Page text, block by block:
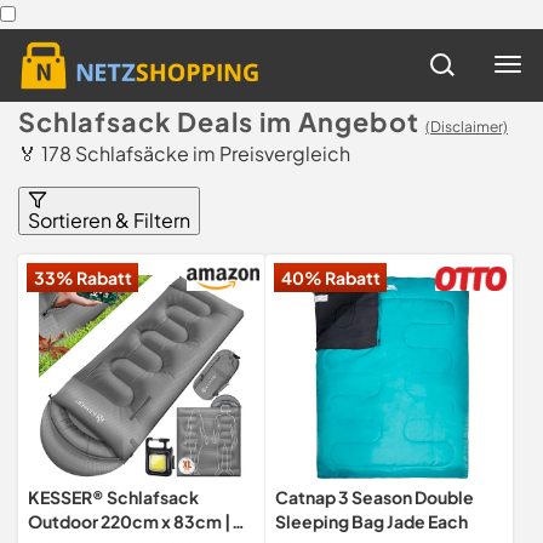
Schlafsack Deals im Angebot (Disclaimer)
🏅 178 Schlafsäcke im Preisvergleich
Sortieren & Filtern
33% Rabatt
KESSER® Schlafsack
Outdoor 220cm x 83cm |
40% Rabatt
Catnap 3 Season Double
Sleeping Bag Jade Each